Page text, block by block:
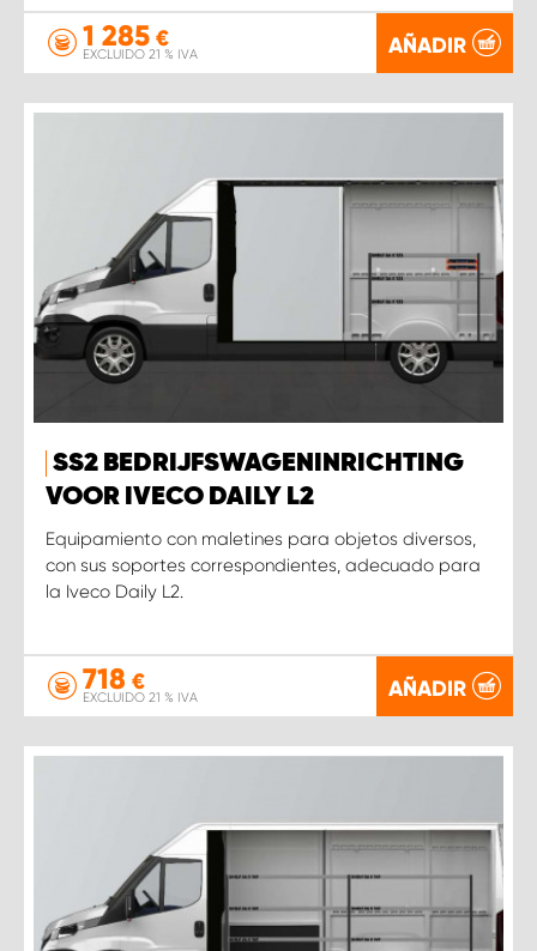
1 285 €
EXCLUIDO 21 % IVA AÑADIR
SS2 BEDRIJFSWAGENINRICHTING
VOOR IVECO DAILY L2
Equipamiento con maletines para objetos diversos,
con sus soportes correspondientes, adecuado para
la Iveco Daily L2.
718 €
EXCLUIDO 21 % IVA AÑADIR